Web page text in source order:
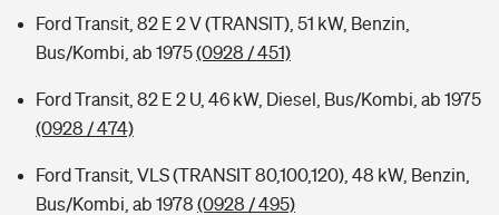
Ford Transit, 82 E 2 V (TRANSIT), 51 kW, Benzin,
Bus/Kombi, ab 1975(0928 / 451)
Ford Transit, 82 E 2 U, 46 kW, Diesel, Bus/Kombi, ab 1975
(0928 / 474)
Ford Transit, VLS (TRANSIT 80,100,120), 48 kW, Benzin,
Bus/Kombi, ab 1978 (0928 / 495)